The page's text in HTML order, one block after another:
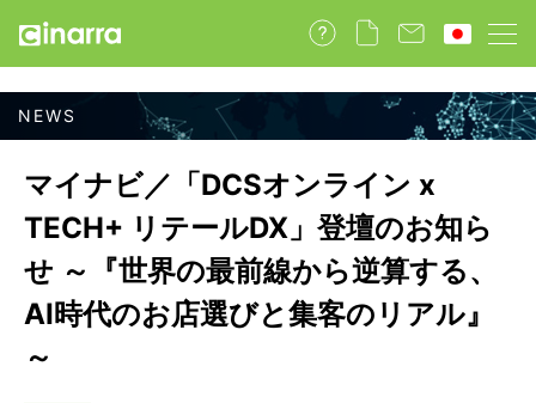
マイナビ／「DCSオンライン x
TECH+ リテールDX」登壇のお知ら
せ ～『世界の最前線から逆算する、
AI時代のお店選びと集客のリアル』
～